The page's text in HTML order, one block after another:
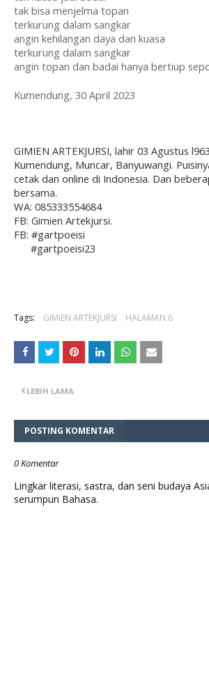
tak bisa menjelma topan
terkurung dalam sangkar
angin kehilangan daya dan kuasa
terkurung dalam sangkar
angin topan dan badai hanya bertiup
Kumendung, 30 April 2023
GIMIEN ARTEKJURSI, lahir 03 Agustus
Kumendung, Muncar, Banyuwangi.
cetak dan online di Indonesia. Dan
bersama.
WA: 085333554684
FB: Gimien Artekjursi.
FB: #gartpoeisi
#gartpoeisi23
Tags: GIMIEN ARTEKJURSI HALAMAN 6
LEBIH LAMA
POSTING KOMENTAR
0 Komentar
Lingkar literasi, sastra, dan seni budaya
serumpun Bahasa.